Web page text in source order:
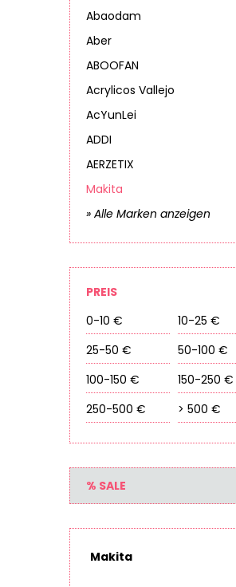
Abaodam
Aber
ABOOFAN
Acrylicos Vallejo
AcYunLei
ADDI
AERZETIX
Makita
» Alle Marken anzeigen
PREIS
0-10 €
10-25 €
25-50 €
50-100 €
100-150 €
150-250 €
250-500 €
> 500 €
% SALE
Makita